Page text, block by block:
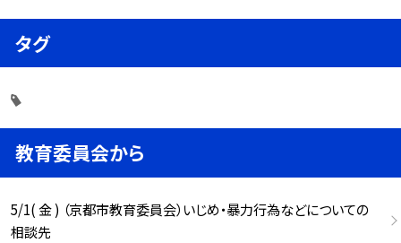
タグ
教育委員会から
5/1( 金 ) （京都市教育委員会）いじめ・暴力行為などについての
相談先